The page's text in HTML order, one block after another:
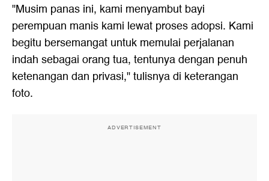
"Musim panas ini, kami menyambut bayi
perempuan manis kami lewat proses adopsi. Kami
begitu bersemangat untuk memulai perjalanan
indah sebagai orang tua, tentunya dengan penuh
ketenangan dan privasi," tulisnya di keterangan
foto.
ADVERTISEMENT